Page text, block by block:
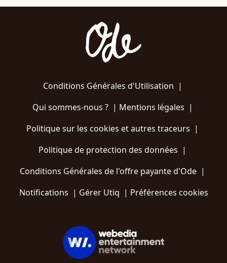
Conditions Générales d'Utilisation |
Qui sommes-nous ?| Mentions légales |
Politique sur les cookies et autres traceurs |
Politique de protection des données |
Conditions Générales de l'offre payante d'Ode |
Notifications | Gérer Utiq | Préférences cookies